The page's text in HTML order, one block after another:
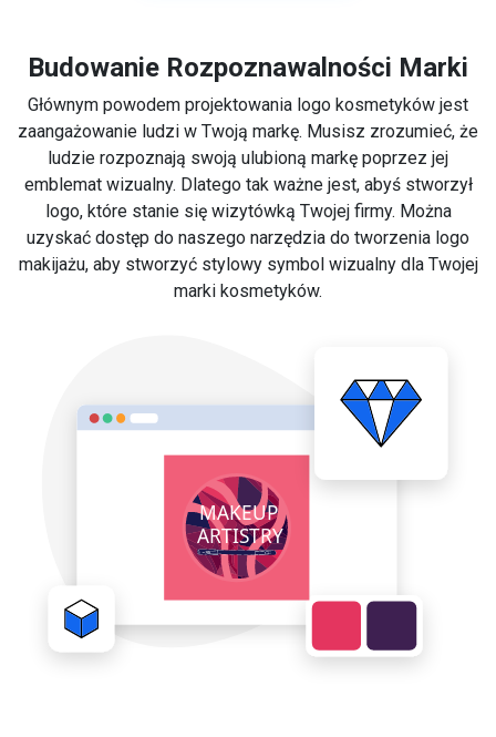
Budowanie Rozpoznawalności Marki
Głównym powodem projektowania logo kosmetyków jest
zaangażowanie ludzi w Twoją markę. Musisz zrozumieć, że
ludzie rozpoznają swoją ulubioną markę poprzez jej
emblemat wizualny. Dlatego tak ważne jest, abyś stworzył
logo, które stanie się wizytówką Twojej firmy. Można
uzyskać dostęp do naszego narzędzia do tworzenia logo
makijażu, aby stworzyć stylowy symbol wizualny dla Twojej
marki kosmetyków.